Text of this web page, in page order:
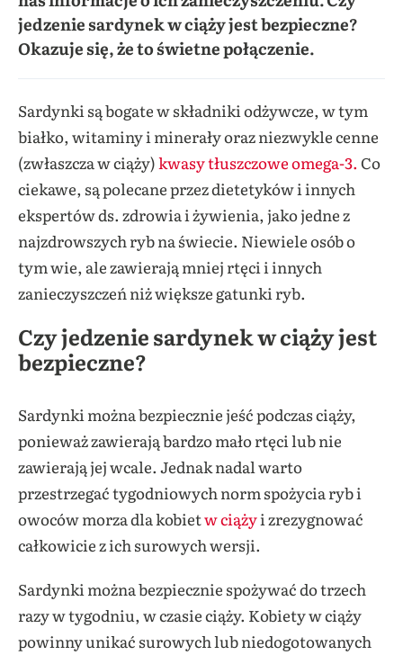
jedzenie sardynek w ciąży jest bezpieczne?
Okazuje się, że to świetne połączenie.
Sardynki są bogate w składniki odżywcze, w tym
białko, witaminy i minerały oraz niezwykle cenne
(zwłaszcza w ciąży)kwasy tłuszczowe omega-3. Co
ciekawe, są polecane przez dietetyków i innych
ekspertów ds. zdrowia i żywienia, jako jedne z
najzdrowszych ryb na świecie. Niewiele osób o
tym wie, ale zawierają mniej rtęci i innych
zanieczyszczeń niż większe gatunki ryb.
Czy jedzenie sardynek w ciąży jest
bezpieczne?
Sardynki można bezpiecznie jeść podczas ciąży,
ponieważ zawierają bardzo mało rtęci lub nie
zawierają jej wcale. Jednak nadal warto
przestrzegać tygodniowych norm spożycia ryb i
owoców morza dla kobietw ciążyi zrezygnować
całkowicie z ich surowych wersji.
Sardynki można bezpiecznie spożywać do trzech
razy w tygodniu, w czasie ciąży. Kobiety w ciąży
powinny unikać surowych lub niedogotowanych